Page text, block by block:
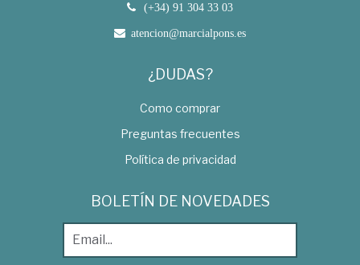
(+34) 91 304 33 03
atencion@marcialpons.es
¿DUDAS?
Como comprar
Preguntas frecuentes
Política de privacidad
BOLETÍN DE NOVEDADES